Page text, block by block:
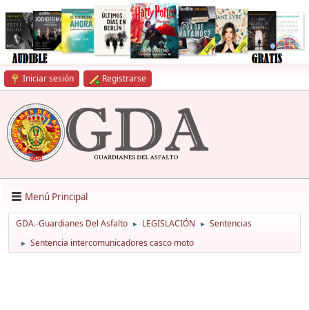
Iniciar sesión Registrarse
Menú Principal
GDA.-Guardianes Del Asfalto ► LEGISLACIÓN ► Sentencias
► Sentencia intercomunicadores casco moto